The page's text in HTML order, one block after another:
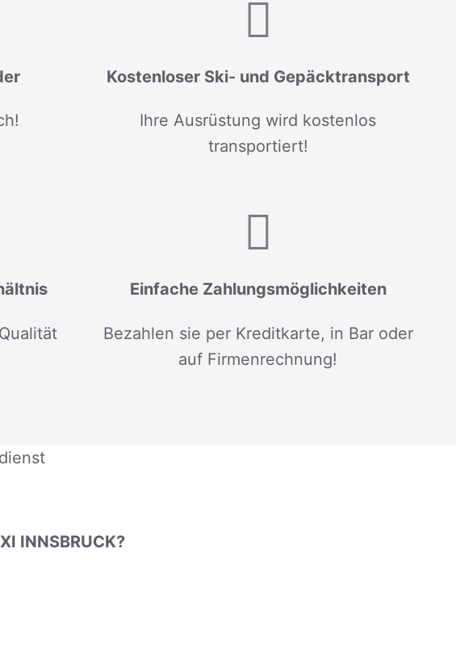
Kostenloser Ski- und Gepäcktransport
Ihre Ausrüstung wird kostenlos
transportiert!
Einfache Zahlungsmöglichkeiten
Bezahlen sie per Kreditkarte, in Bar oder
auf Firmenrechnung!
INNSBRUCK?